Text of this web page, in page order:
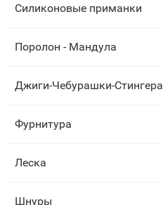
Силиконовые приманки
Поролон - Мандула
Джиги-Чебурашки-Стингера
Фурнитура
Леска
Шнуры